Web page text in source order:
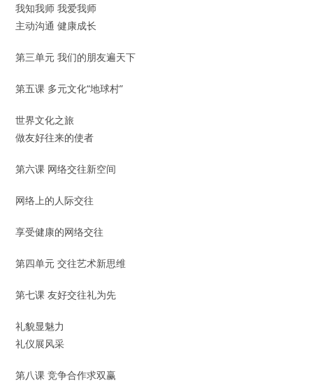
我知我师 我爱我师
主动沟通 健康成长
第三单元 我们的朋友遍天下
第五课 多元文化“地球村”
世界文化之旅
做友好往来的使者
第六课 网络交往新空间
网络上的人际交往
享受健康的网络交往
第四单元 交往艺术新思维
第七课 友好交往礼为先
礼貌显魅力
礼仪展风采
第八课 竞争合作求双赢